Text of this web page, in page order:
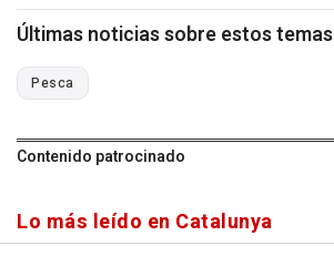
Últimas noticias sobre estos temas
Pesca
Contenido patrocinado
Lo más leído en Catalunya